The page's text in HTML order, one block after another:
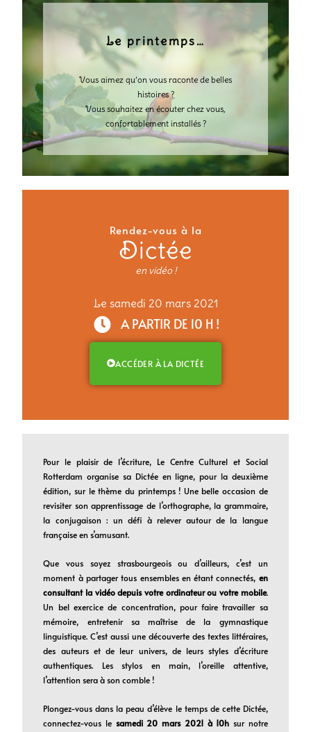
Le printemps…
Vous aimez qu’on vous raconte de belles
histoires ?
Vous souhaitez en écouter chez vous,
confortablement installés ?
Rendez-vous à la
Dictée
en vidéo !
Le samedi 20 mars 2021
A PARTIR DE 10 H !
ACCÉDER À LA DICTÉE
Pour le plaisir de l’écriture, Le Centre Culturel et Social
Rotterdam organise sa Dictée en ligne, pour la deuxième
édition, sur le thème du printemps ! Une belle occasion de
revisiter son apprentissage de l’orthographe, la grammaire,
la conjugaison : un défi à relever autour de la langue
française en s’amusant.
Que vous soyez strasbourgeois ou d’ailleurs, c’est un
moment à partager tous ensembles en étant connectés, en
consultant la vidéo depuis votre ordinateur ou votre mobile.
Un bel exercice de concentration, pour faire travailler sa
mémoire, entretenir sa maîtrise de la gymnastique
linguistique. C’est aussi une découverte des textes littéraires,
des auteurs et de leur univers, de leurs styles d’écriture
authentiques. Les stylos en main, l’oreille attentive,
l’attention sera à son comble !
Plongez-vous dans la peau d’élève le temps de cette Dictée,
connectez-vous le samedi 20 mars 2021 à 10h sur notre